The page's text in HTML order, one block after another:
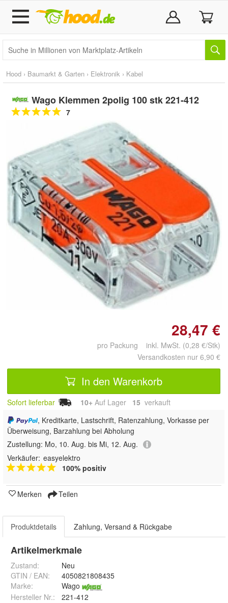
Hood › Baumarkt & Garten › Elektronik › Kabel
Wago Klemmen 2polig 100 stk 221-412
7
Doppelt antippen zum
vergrößern
28,47 €
pro Packung inkl. MwSt. (0,28 €/Stk)
Versandkosten nur 6,90 €
In den Warenkorb
Sofort lieferbar 10+ Auf Lager 15 verkauft
, Kreditkarte, Lastschrift, Ratenzahlung, Vorkasse per
Überweisung, Barzahlung bei Abholung
Zustellung: Mo, 10. Aug. bis Mi, 12. Aug.
Verkäufer: easyelektro
100% positiv
Merken Teilen
Produktdetails Zahlung, Versand & Rückgabe
Artikelmerkmale
Zustand:
Neu
GTIN / EAN:
4050821808435
Marke:
Wago
Hersteller Nr.:
221-412